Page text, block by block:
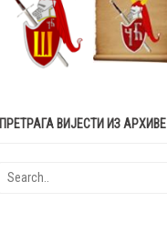
ПРЕТРАГА ВИЈЕСТИ ИЗ АРХИВЕ